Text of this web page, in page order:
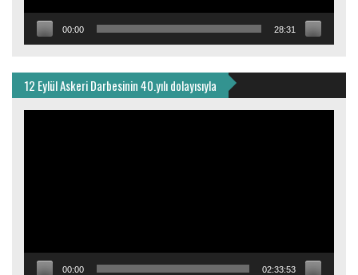
00:00 28:31
12 Eylül Askeri Darbesinin 40.yılı dolayısıyla
00:00 02:33:53